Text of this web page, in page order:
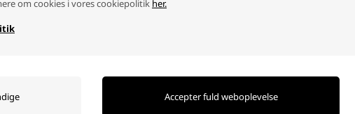
om cookies i vores cookiepolitik her.
og cykling i mørke kræver en pandelampe, der passer